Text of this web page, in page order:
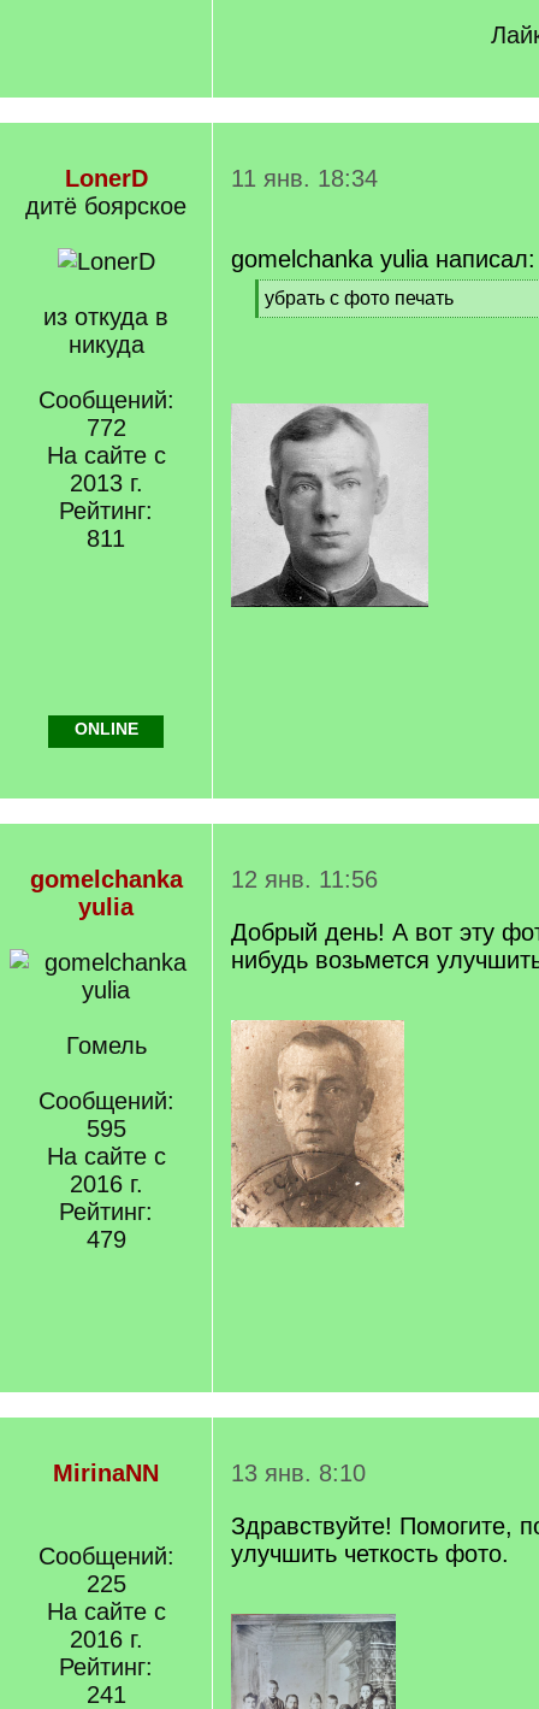
LonerD
дитё боярское
из откуда в
никуда
Сообщений:
772
На сайте с
2013 г.
Рейтинг:
811
11 янв. 18:34
gomelchanka yulia написал:
[
q
убрать с фото печать
[
ONLINE
gomelchanka
yulia
Гомель
Сообщений:
595
На сайте с
2016 г.
Рейтинг:
479
12 янв. 11:56
Добрый день! А вот эту
нибудь возьмется
MirinaNN
Сообщений:
225
На сайте с
2016 г.
Рейтинг:
241
13 янв. 8:10
Здравствуйте! Помогите,
улучшить четкость фото.